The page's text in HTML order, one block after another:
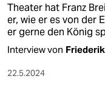
Theater hat Franz
er, wie er es von der
er gerne den König
Interview von
22.5.2024